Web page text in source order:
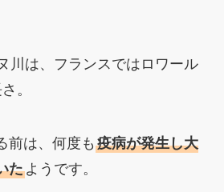
川は、フランスではロワール
。
前は、何度も 疫病が発生し大
たようです。